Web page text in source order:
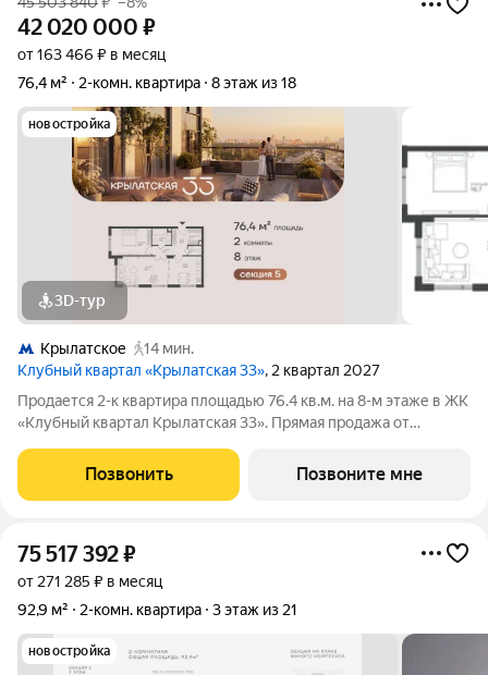
42 020 000 ₽
от 163 466 ₽ в месяц
76,4 м²
2-комн. квартира 8 этаж из 18
новостройка
3D-тур
Крылатское
14 мин.
Клубный квартал «Крылатская 33», 2 квартал 2027
Продается 2-к квартира площадью 76.4 кв.м. на 8-м этаже в ЖК
«Клубный квартал Крылатская 33». Прямая продажа от
западе Москвы от специализированного застройщика
«Сияние». Комплекс расположен всего
Позвонить Позвоните мне
75 517 392₽
от 271 285 ₽ в месяц
92,9 м²
2-комн. квартира 3 этаж из 21
новостройка